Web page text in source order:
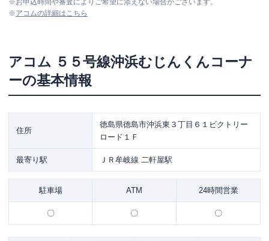
※お申込時間や審査によりご希望に添えない場合がございます。
※アコムの詳細はこちら
アコム ５５号線沖浜むじんくんコーナ
ーの基本情報
住所
徳島県徳島市沖浜東３丁目６１ビクトリー
ロード１Ｆ
最寄り駅 ＪＲ牟岐線 二軒屋駅
駐車場 ATM 24時間営業
〇 〇 〇